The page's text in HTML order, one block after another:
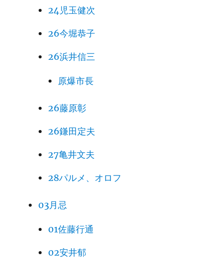
24児玉健次
26今堀恭子
26浜井信三
原爆市長
26藤原彰
26鎌田定夫
27亀井文夫
28パルメ、オロフ
03月忌
01佐藤行通
02安井郁